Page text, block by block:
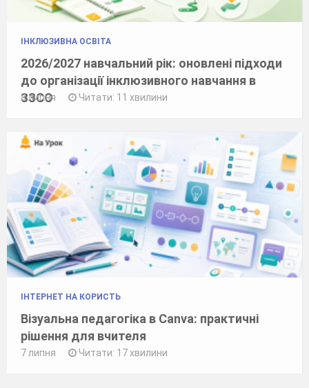
ІНКЛЮЗИВНА ОСВІТА
2026/2027 навчальний рік: оновлені підходи
до організації інклюзивного навчання в
ЗЗСО
8 липня Читати: 11 хвилини
ІНТЕРНЕТ НА КОРИСТЬ
Візуальна педагогіка в Canva: практичні
рішення для вчителя
7 липня Читати: 17 хвилини